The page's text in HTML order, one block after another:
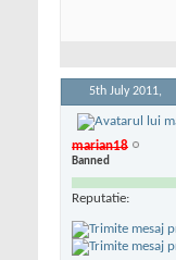
5th July 2011,
marian18
Banned
Reputatie: